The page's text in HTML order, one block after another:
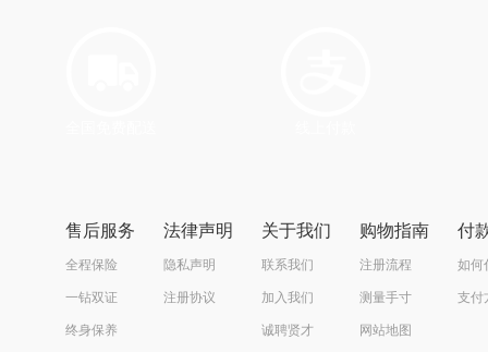
售后服务
全程保险
一钻双证
终身保养
法律声明
隐私声明
注册协议
关于我们
联系我们
加入我们
诚聘贤才
购物指南
注册流程
测量手寸
网站地图
付
如何
支付